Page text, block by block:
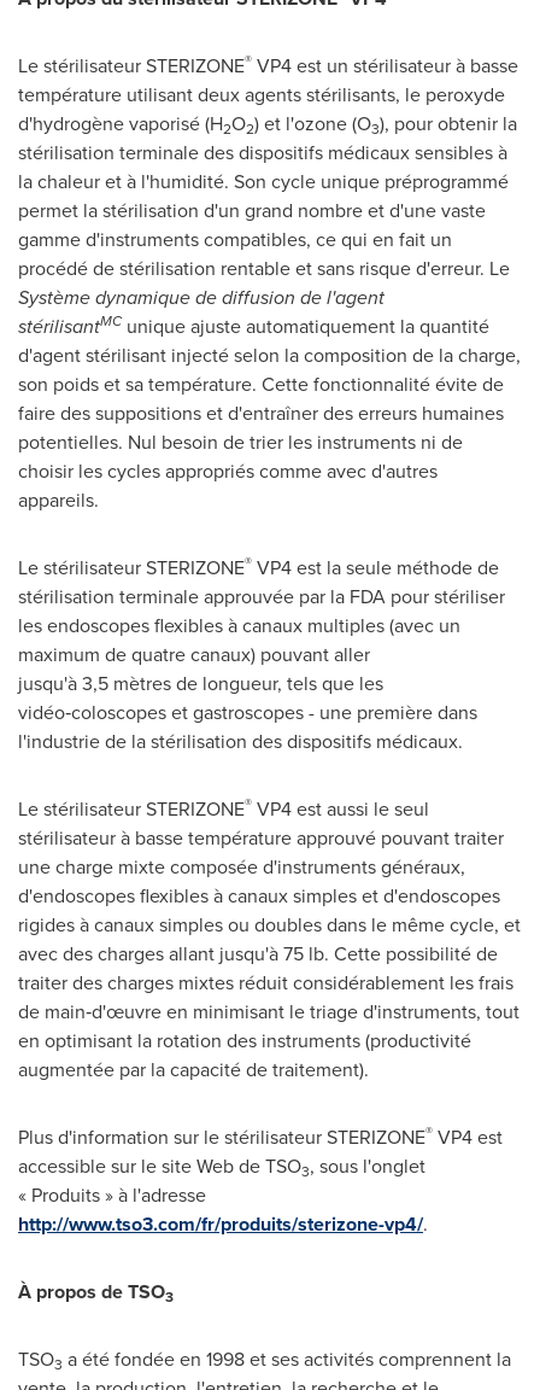
Le stérilisateur STERIZONE® VP4 est un stérilisateur à basse
température utilisant deux agents stérilisants, le peroxyde
d'hydrogène vaporisé (H2O2) et l'ozone (O3), pour obtenir la
stérilisation terminale des dispositifs médicaux sensibles à
la chaleur et à l'humidité. Son cycle unique préprogrammé
permet la stérilisation d'un grand nombre et d'une vaste
gamme d'instruments compatibles, ce qui en fait un
procédé de stérilisation rentable et sans risque d'erreur. Le
Système dynamique de diffusion de l'agent
stérilisantMCunique ajuste automatiquement la quantité
d'agent stérilisant injecté selon la composition de la charge,
son poids et sa température. Cette fonctionnalité évite de
faire des suppositions et d'entraîner des erreurs humaines
potentielles. Nul besoin de trier les instruments ni de
choisir les cycles appropriés comme avec d'autres
appareils.
Le stérilisateur STERIZONE® VP4 est la seule méthode de
stérilisation terminale approuvée par la FDA pour stériliser
les endoscopes flexibles à canaux multiples (avec un
maximum de quatre canaux) pouvant aller
jusqu'à 3,5 mètres de longueur, tels que les
vidéo‑coloscopes et gastroscopes - une première dans
l'industrie de la stérilisation des dispositifs médicaux.
Le stérilisateur STERIZONE® VP4 est aussi le seul
stérilisateur à basse température approuvé pouvant traiter
une charge mixte composée d'instruments généraux,
d'endoscopes flexibles à canaux simples et d'endoscopes
rigides à canaux simples ou doubles dans le même cycle, et
avec des charges allant jusqu'à 75 lb. Cette possibilité de
traiter des charges mixtes réduit considérablement les frais
de main‑d'œuvre en minimisant le triage d'instruments, tout
en optimisant la rotation des instruments (productivité
augmentée par la capacité de traitement).
Plus d'information sur le stérilisateur STERIZONE® VP4 est
accessible sur le site Web de TSO3, sous l'onglet
« Produits » à l'adresse
http://www.tso3.com/fr/produits/sterizone-vp4/.
À propos de TSO3
TSO3 a été fondée en 1998 et ses activités comprennent la